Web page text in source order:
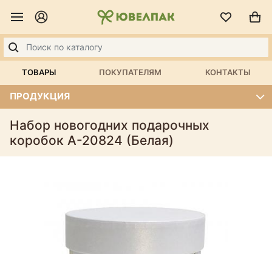
ТОВАРЫ ПОКУПАТЕЛЯМ КОНТАКТЫ
ПРОДУКЦИЯ
Набор новогодних подарочных
коробок А-20824 (Белая)